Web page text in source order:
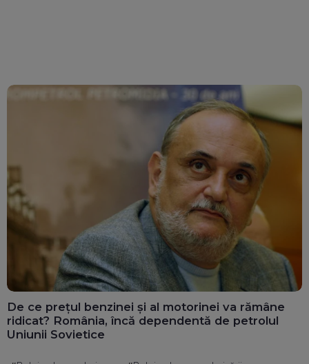
De ce prețul benzinei și al motorinei va rămâne
ridicat? România, încă dependentă de petrolul
Uniunii Sovietice